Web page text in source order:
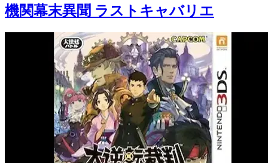
機関幕末異聞 ラストキャバリエ